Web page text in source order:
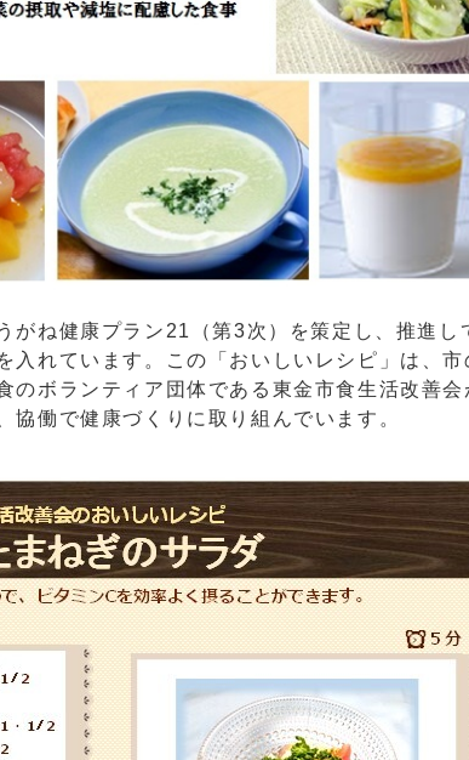
がね健康プラン21（第3次）を策定し、推進し
入れています。この「おいしいレシピ」は、
のボランティア団体である東金市食生活改善
働で健康づくりに取り組んでいます。